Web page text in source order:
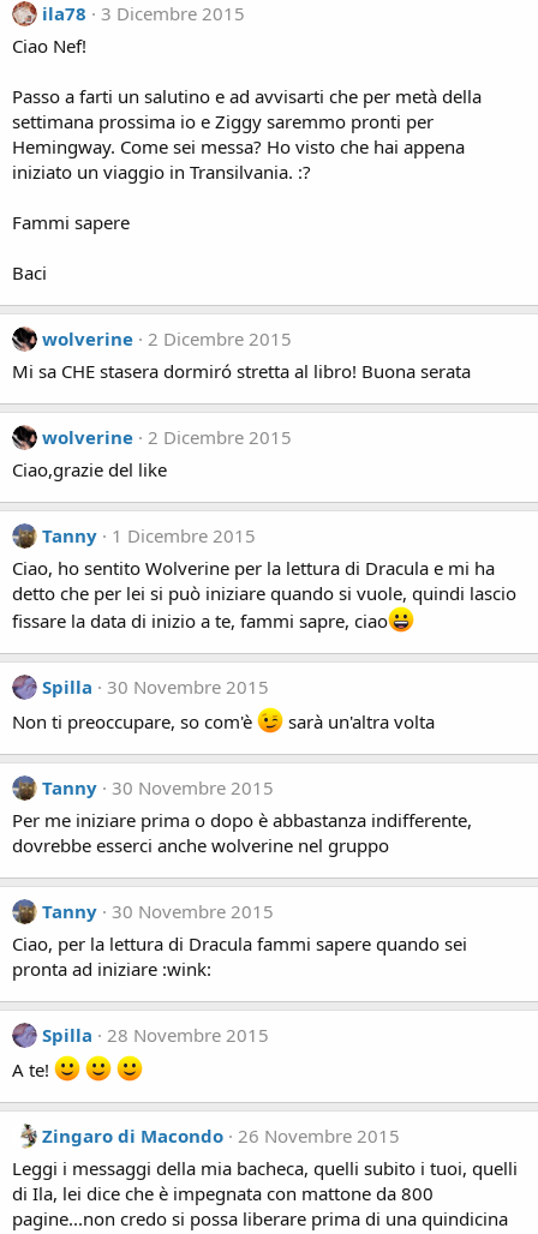
ila78
3 Dicembre 2015
Ciao Nef!
Passo a farti un salutino e ad avvisarti che per metà della
settimana prossima io e Ziggy saremmo pronti per
Hemingway. Come sei messa? Ho visto che hai appena
iniziato un viaggio in Transilvania. :?
Fammi sapere
Baci
wolverine 2 Dicembre 2015
Mi sa CHE stasera dormiró stretta al libro! Buona serata
wolverine 2 Dicembre 2015
Ciao,grazie del like
Tanny
1 Dicembre 2015
Ciao, ho sentito Wolverine per la lettura di Dracula e mi ha
detto che per lei si può iniziare quando si vuole, quindi lascio
fissare la data di inizio a te, fammi sapre, ciao
Spilla
30 Novembre 2015
Non ti preoccupare, so com'è
sarà un'altra volta
Tanny 30 Novembre 2015
Per me iniziare prima o dopo è abbastanza indifferente,
dovrebbe esserci anche wolverine nel gruppo
Tanny 30 Novembre 2015
Ciao, per la lettura di Dracula fammi sapere quando sei
pronta ad iniziare :wink:
Spilla
28 Novembre 2015
A te!
Zingaro di Macondo 26 Novembre 2015
Leggi i messaggi della mia bacheca, quelli subito i tuoi, quelli
di Ila, lei dice che è impegnata con mattone da 800
pagine...non credo si possa liberare prima di una quindicina